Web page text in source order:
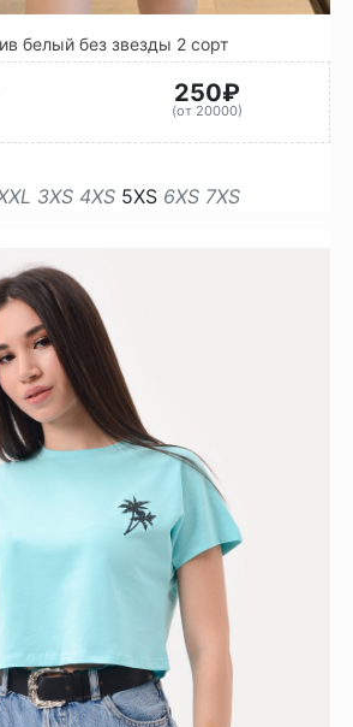
белый без звезды 2 сорт
250₽
(от 20000)
3XS 4XS 5XS 6XS 7XS